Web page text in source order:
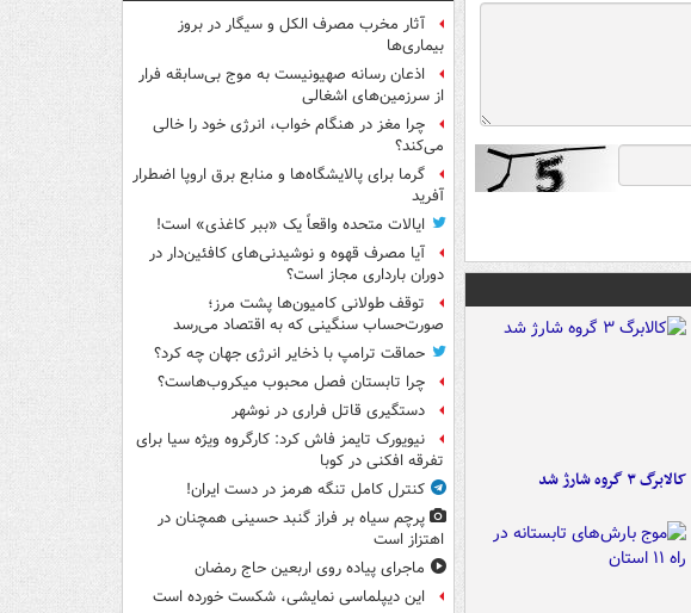
کالابرگ ۳ گروه شارژ شد
آثار مخرب مصرف الکل و سیگار در بروز
بیماری‌ها
اذعان رسانه صهیونیست به موج بی‌سابقه فرار
از سرزمین‌های اشغالی
چرا مغز در هنگام خواب، انرژی خود را خالی
می‌کند؟
گرما برای پالایشگاه‌ها و منابع برق اروپا اضطرار
آفرید
ایالات متحده واقعاً یک «ببر کاغذی» است!
آیا مصرف قهوه و نوشیدنی‌های کافئین‌دار در
دوران بارداری مجاز است؟
توقف طولانی کامیون‌ها پشت مرز؛
صورت‌حساب سنگینی که به اقتصاد می‌رسد
حماقت ترامپ با ذخایر انرژی جهان چه کرد؟
چرا تابستان فصل محبوب میکروب‌هاست؟
دستگیری قاتل فراری در نوشهر
نیویورک تایمز فاش کرد: کارگروه ویژه سیا برای
تفرقه افکنی در کوبا
کنترل کامل تنگه هرمز در دست ایران!
پرچم سیاه بر فراز گنبد حسینی همچنان در
اهتزاز است
ماجرای پیاده روی اربعین حاج رمضان
این دیپلماسی نمایشی، شکست خورده است